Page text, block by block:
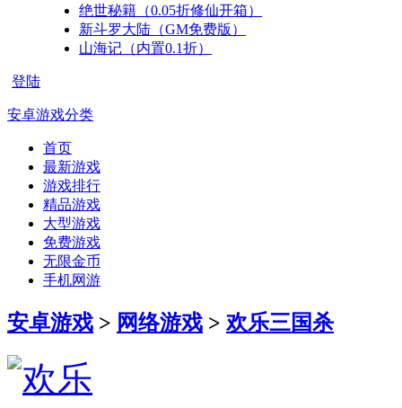
绝世秘籍（0.05折修仙开箱）
新斗罗大陆（GM免费版）
山海记（内置0.1折）
登陆
安卓游戏分类
首页
最新游戏
游戏排行
精品游戏
大型游戏
免费游戏
无限金币
手机网游
安卓游戏 > 网络游戏 > 欢乐三国杀